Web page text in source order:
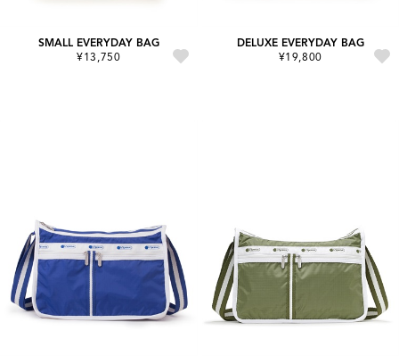
SMALL EVERYDAY BAG
¥13,750
DELUXE EVERYDAY BAG
¥19,800